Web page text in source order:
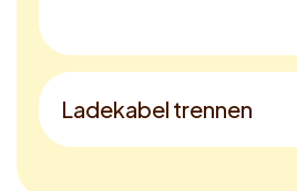
Ladekabel trennen